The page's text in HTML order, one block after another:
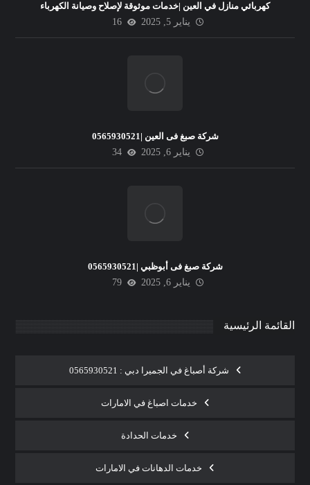
كهربائي منازل في العين |خدمات موثوقة لإصلاح وصيانة الكهرباء
يناير 5, 2025
16
شركة صبغ فى العين |0565930521
يناير 6, 2025
34
شركة صبغ فى أبوظبي |0565930521
يناير 6, 2025
79
القائمة الرئيسية
شركة أصباغ في الجميرا دبي : 0565930521
خدمات اصباغ في الامارات
خدمات الحدادة
خدمات الدهانات في الامارات